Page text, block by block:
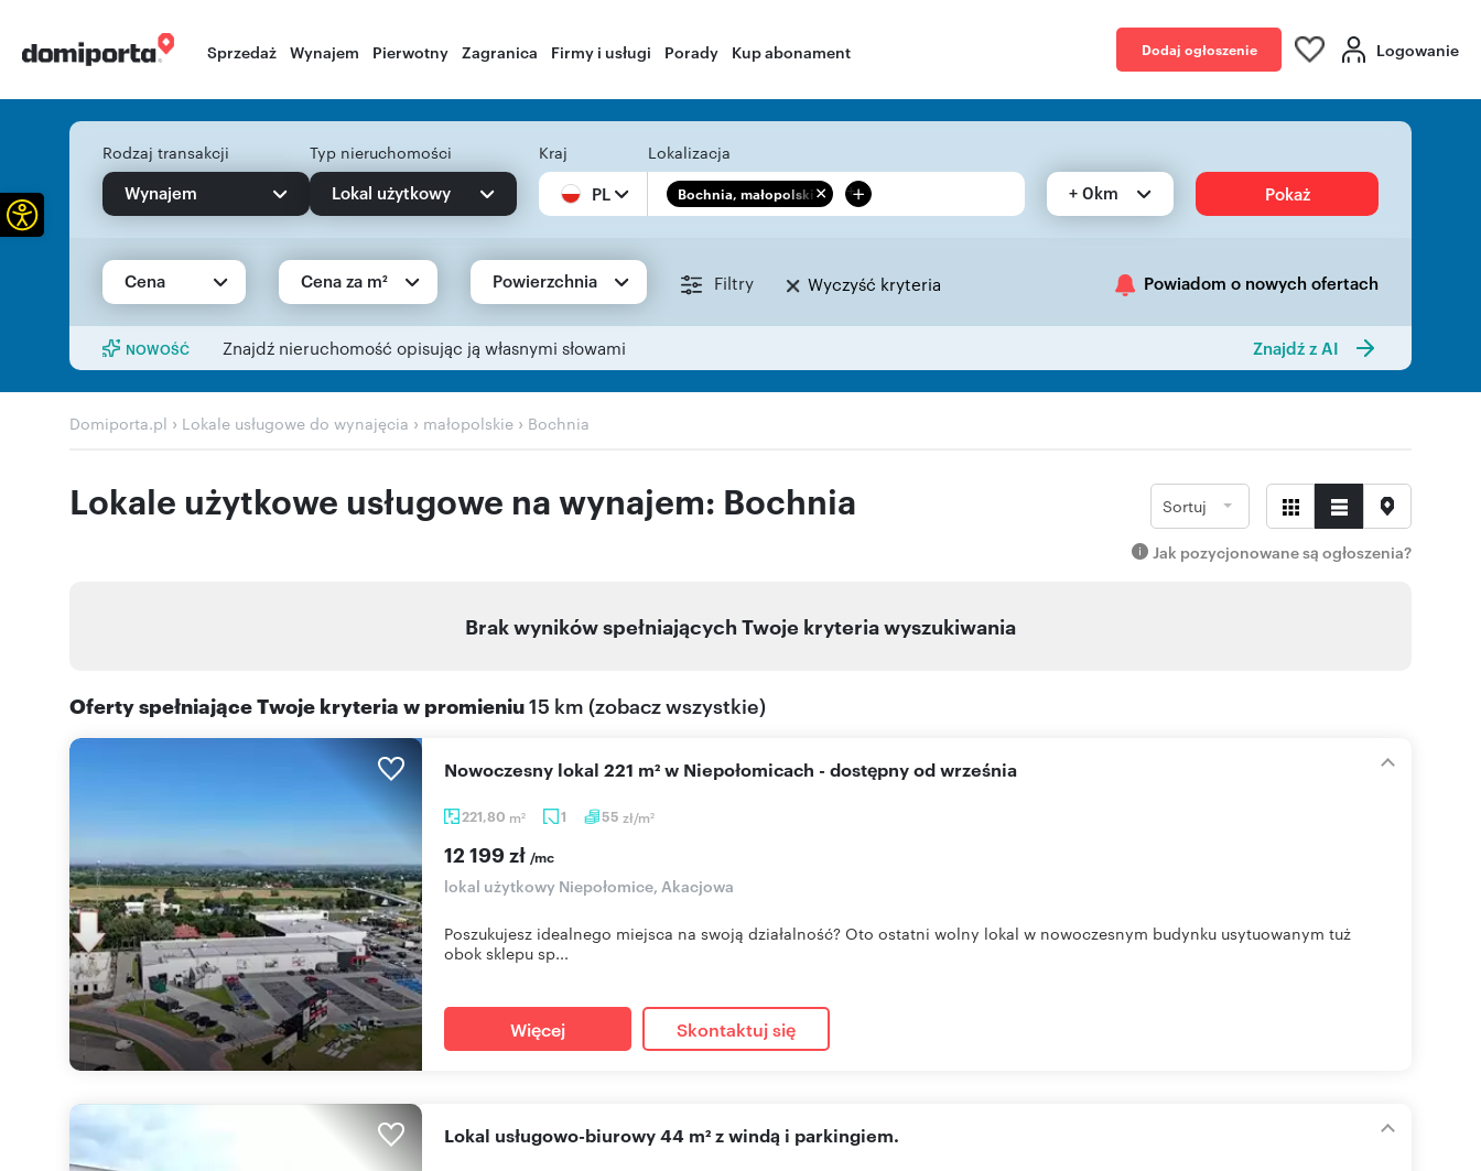
Sprzedaż Wynajem Pierwotny Zagranica Firmy i usługi Porady Kup abonament Dodaj ogłoszenie Logowanie
Rodzaj transakcji
Wynajem
Typ nieruchomości
Lokal użytkowy
Kraj
PL
Lokalizacja
Bochnia, małopolskie + + 0km Pokaż
Cena Cena za m² Powierzchnia Filtry Wyczyść kryteria Powiadom o nowych ofertach
NOWOŚĆ Znajdź nieruchomość opisując ją własnymi słowami Znajdź z AI
Domiporta.pl › Lokale usługowe do wynajęcia › małopolskie › Bochnia
Lokale użytkowe usługowe na wynajem: Bochnia Sortuj
Jak pozycjonowane są ogłoszenia?
Brak wyników spełniających Twoje kryteria wyszukiwania
Oferty spełniające Twoje kryteria w promieniu15 km (zobacz wszystkie)
221,80 m2 1 55 zł/m2
Nowoczesny lokal 221 m² w Niepołomicach - dostępny od września
12 199 zł /mc
lokal użytkowy Niepołomice, Akacjowa
Poszukujesz idealnego miejsca na swoją działalność? Oto ostatni wolny lokal w nowoczesnym budynku usytuowanym tuż
obok sklepu sp...
Więcej Skontaktuj się
Lokal usługowo-biurowy 44 m² z windą i parkingiem.
Otwórz pasek narzędzi